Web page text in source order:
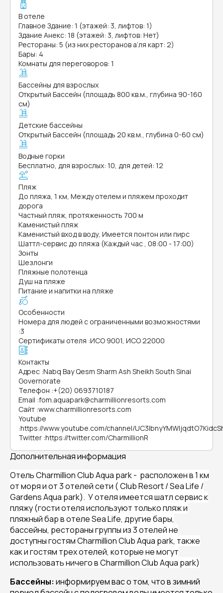
В отеле
Главное Здание: 1 (этажей: 3, лифтов: 1)
Здание Анекс: 18 (этажей: 3, лифтов: Нет)
Рестораны: 5 (из них ресторанов а’ля карт: 2)
Бары: 4
Комнаты для переговоров: 1
Бассейны для взрослых
Открытый Бассейн (площадь 800 кв.м., глубина 90-160
см)
Детские бассейны
Открытый Бассейн (площадь 20 кв.м., глубина 0-60 см)
Водные горки
Бесплатно, для взрослых: 10, для детей: 12
Пляж
До пляжа, 1 км, Между отелем и пляжем проходит
дорога
Частный пляж, протяженность 700 м
Каменистый пляж
Каменистый вход в воду, Имеется понтон или пирс
Шаттл-сервис до пляжа (Каждый час , 08:00 - 17:00)
Зонты
Шезлонги
Пляжные полотенца
Душ на пляже
Питание и напитки на пляже
Особенности
Номера для людей с ограниченными возможностями
:3
Сертификаты отеля :ИСО 9001, ИСО 22000
Контакты
Адрес :Nabq Bay Qesm Sharm Ash Sheikh South Sinai
Governorate
Телефон :+(20) 0693710187
Email :fom.aquapark@charmillionresorts.com
Сайт :www.charmillionresorts.com
Youtube
:https://www.youtube.com/channel/
Twitter :https://twitter.com/CharmillionR
Дополнительная информация
Отель Charmillion Club Aqua park- расположен в 1 км
от моря и от 3 отелей сети ( Club Resort/Sea Life /
Gardens Aqua park). У отеля имеется шатл сервис к
пляжу (гости отеля используют только пляж и
пляжный бар в отеле Sea Life, другие бары,
бассейны, рестораны группы из 3 отелей не
доступны гостям Charmillion Club Aqua park, также
как и гостям трех отелей, которые не могут
использовать ничего в Charmillion Club Aqua park)
Бассейны: информируем вас о том, что в зимний